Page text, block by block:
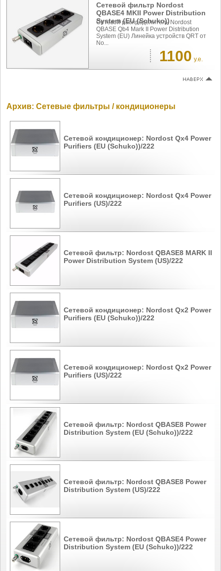
Сетевой фильтр Nordost
QBASE4 MKII Power Distribution
System (EU (Schuko))
Сетевой распределитель Nordost
QBASE Qb4 Mark II Power Distribution
System (EU) Линейка устройств QRT от
No...
1100 у.е.
Архив: Сетевые фильтры / кондиционеры
Сетевой кондиционер: Nordost Qx4 Power
Purifiers (EU (Schuko))/222
Сетевой кондиционер: Nordost Qx4 Power
Purifiers (US)/222
Сетевой фильтр: Nordost QBASE8 MARK II
Power Distribution System (US)/222
Сетевой кондиционер: Nordost Qx2 Power
Purifiers (EU (Schuko))/222
Сетевой кондиционер: Nordost Qx2 Power
Purifiers (US)/222
Сетевой фильтр: Nordost QBASE8 Power
Distribution System (EU (Schuko))/222
Сетевой фильтр: Nordost QBASE8 Power
Distribution System (US)/222
Сетевой фильтр: Nordost QBASE4 Power
Distribution System (EU (Schuko))/222